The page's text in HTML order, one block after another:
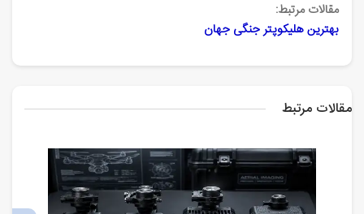
مقالات مرتبط:
بهترین هلیکوپتر جنگی جهان
مقالات مرتبط